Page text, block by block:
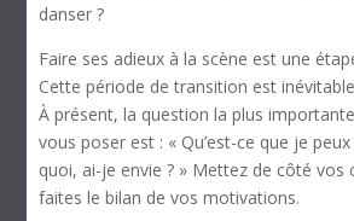
danser ?
Faire ses adieux à la scène est une
Cette période de transition est
À présent, la question la plus
vous poser est : « Qu’est-ce que je
quoi, ai-je envie ? » Mettez de côté vos
faites le bilan de vos motivations.